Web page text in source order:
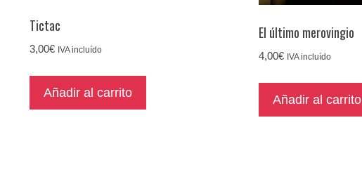
Tictac
3,00€ IVA incluído
Añadir al carrito
El último merovingio
4,00€ IVA incluído
Añadir al carrito